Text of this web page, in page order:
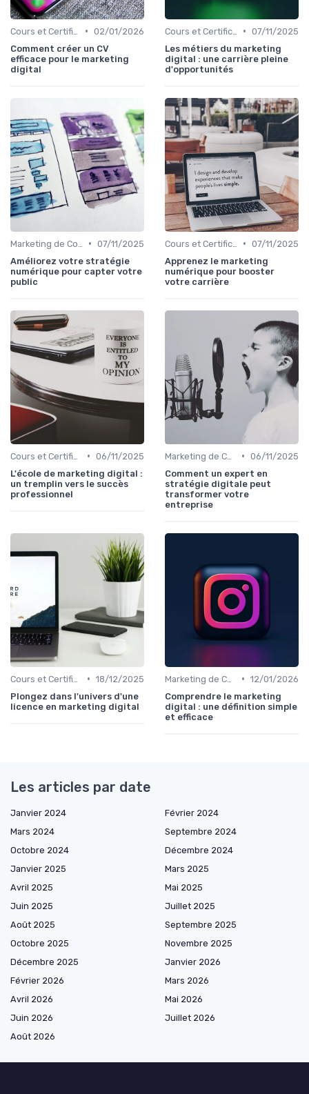
• 02/01/2026
Comment créer un CV
efficace pour le marketing
digital
• 07/11/2025
Les métiers du marketing
digital : une carrière pleine
d'opportunités
• 07/11/2025
Améliorez votre stratégie
numérique pour capter votre
public
• 07/11/2025
Apprenez le marketing
numérique pour booster
votre carrière
• 06/11/2025
L'école de marketing digital :
un tremplin vers le succès
professionnel
• 06/11/2025
Comment un expert en
stratégie digitale peut
transformer votre
entreprise
• 18/12/2025
Plongez dans l'univers d'une
licence en marketing digital
• 12/01/2026
Comprendre le marketing
digital : une définition simple
et efficace
Les articles par date
Janvier 2024
Février 2024
Mars 2024
Septembre 2024
Octobre 2024
Décembre 2024
Janvier 2025
Mars 2025
Avril 2025
Mai 2025
Juin 2025
Juillet 2025
Août 2025
Septembre 2025
Octobre 2025
Novembre 2025
Décembre 2025
Janvier 2026
Février 2026
Mars 2026
Avril 2026
Mai 2026
Juin 2026
Juillet 2026
Août 2026